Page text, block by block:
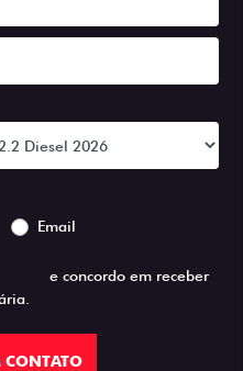
Email
e concordo em receber
CONTATO